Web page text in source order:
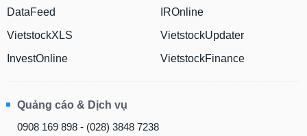
DataFeed
VietstockXLS
InvestOnline
IROnline
VietstockUpdater
VietstockFinance
Quảng cáo & Dịch vụ
0908 169 898 - (028) 3848 7238